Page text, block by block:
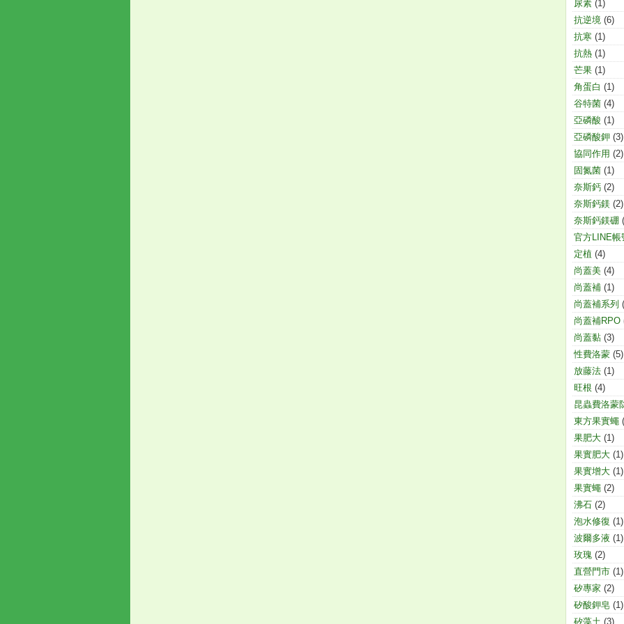
尿素 (1)
抗逆境 (6)
抗寒 (1)
抗熱 (1)
芒果 (1)
角蛋白 (1)
谷特菌 (4)
亞磷酸 (1)
亞磷酸鉀 (3)
協同作用 (2)
固氮菌 (1)
奈斯鈣 (2)
奈斯鈣鎂 (2)
奈斯鈣鎂硼
官方LINE帳
定植 (4)
尚蓋美 (4)
尚蓋補 (1)
尚蓋補系列
尚蓋補RPO
尚蓋黏 (3)
性費洛蒙 (5)
放藤法 (1)
旺根 (4)
昆蟲費洛蒙
東方果實蠅
果肥大 (1)
果實肥大 (1)
果實增大 (1)
果實蠅 (2)
沸石 (2)
泡水修復 (1)
波爾多液 (1)
玫瑰 (2)
直營門市 (1)
矽專家 (2)
矽酸鉀皂 (1)
矽藻土 (3)